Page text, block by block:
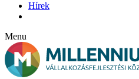
Hírek
Menu